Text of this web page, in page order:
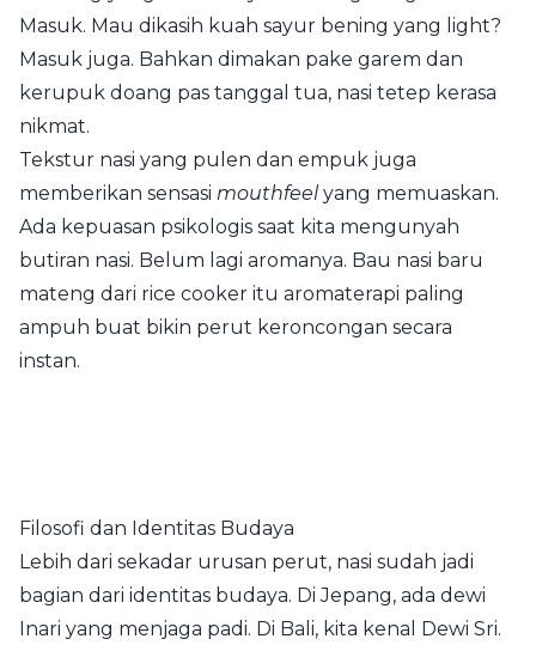
Masuk. Mau dikasih kuah sayur bening yang light?
Masuk juga. Bahkan dimakan pake garem dan
kerupuk doang pas tanggal tua, nasi tetep kerasa
nikmat.
Tekstur nasi yang pulen dan empuk juga
memberikan sensasi mouthfeelyang memuaskan.
Ada kepuasan psikologis saat kita mengunyah
butiran nasi. Belum lagi aromanya. Bau nasi baru
mateng dari rice cooker itu aromaterapi paling
ampuh buat bikin perut keroncongan secara
instan.
Filosofi dan Identitas Budaya
Lebih dari sekadar urusan perut, nasi sudah jadi
bagian dari identitas budaya. Di Jepang, ada dewi
Inari yang menjaga padi. Di Bali, kita kenal Dewi Sri.